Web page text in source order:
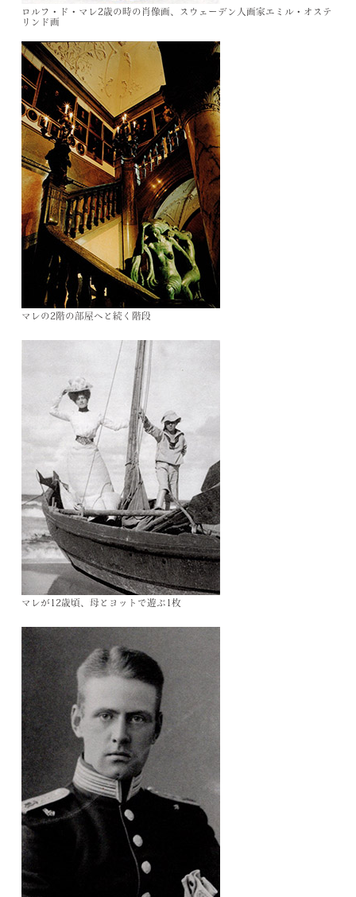
ロルフ・ド・マレ2歳の時の肖像画、スウェーデン人画家エミル・オステ
リンド画
マレの2階の部屋へと続く階段
マレが12歳頃、母とヨットで遊ぶ1枚